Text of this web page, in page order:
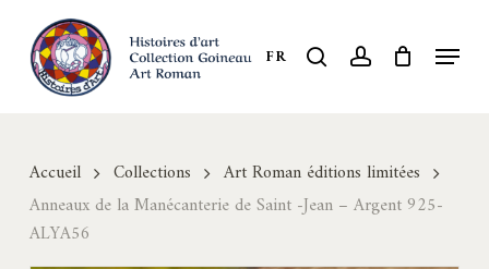
main
content
FR search account Menu
Accueil Collections
Art Roman éditions limitées
Anneaux de la Manécanterie de Saint -Jean – Argent 925-
ALYA56
Close